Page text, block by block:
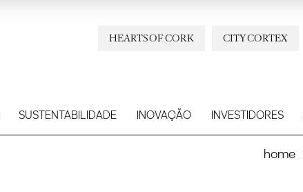
CITY CORTEX
HEARTS OF CORK
SUSTENTABILIDADE INOVAÇÃO INVESTIDORES
home